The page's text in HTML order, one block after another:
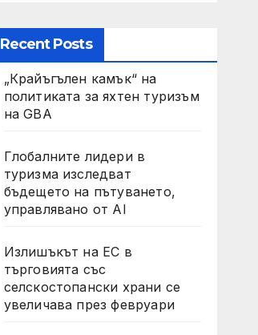
Recent Posts
„Крайъгълен камък“ на
политиката за яхтен туризъм
на GBA
Глобалните лидери в
туризма изследват
бъдещето на пътуването,
управлявано от AI
Излишъкът на ЕС в
търговията със
селскостопански храни се
увеличава през февруари